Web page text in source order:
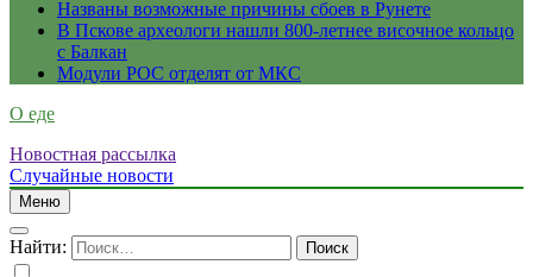
Названы возможные причины сбоев в Рунете
В Пскове археологи нашли 800-летнее височное кольцо
с Балкан
Модули РОС отделят от МКС
О еде
Новостная рассылка
Случайные новости
Меню
Найти: